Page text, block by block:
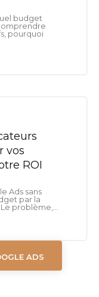
budget
pourquoi
vos
ROI
Ads sans
par la
fenêtre. C’est aussi simple que ça. Le problème,...
ADS